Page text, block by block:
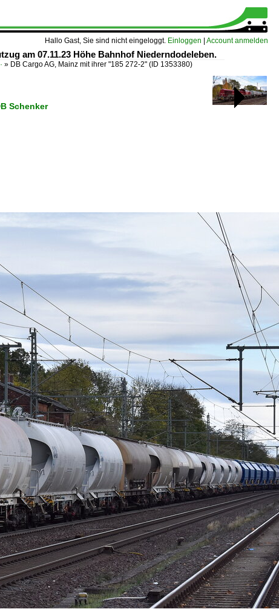
Hallo Gast, Sie sind nicht eingeloggt. Einloggen Account anmelden
am 07.11.23 Höhe Bahnhof Niederndodeleben.
» DB Cargo AG, Mainz mit ihrer "185 272-2" (ID 1353380)
Schenker